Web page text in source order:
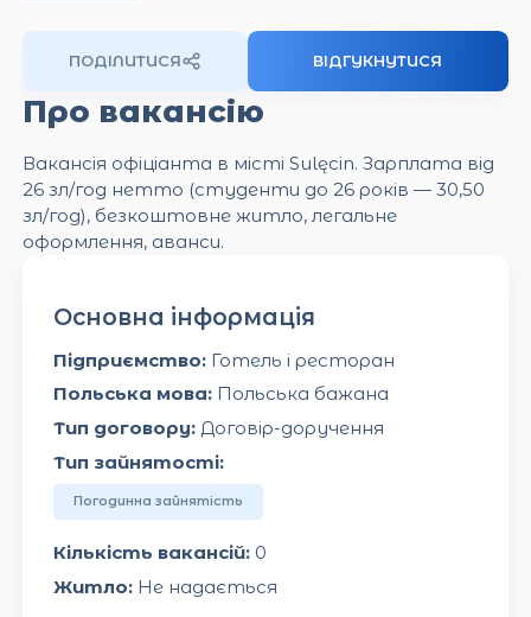
ПОДІЛИТИСЯ ВІДГУКНУТИСЯ
Про вакансію
Вакансія офіціанта в місті Sulęcin. Зарплата від
26 зл/год нетто (студенти до 26 років — 30,50
зл/год), безкоштовне житло, легальне
оформлення, аванси.
Основна інформація
Підприємство: Готель і ресторан
Польська мова: Польська бажана
Тип договору: Договір-доручення
Тип зайнятості:
Погодинна зайнятість
Кількість вакансій: 0
Житло: Не надається